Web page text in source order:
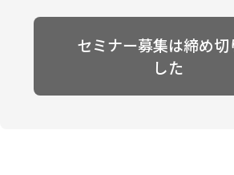
セミナー募集は締め切
した